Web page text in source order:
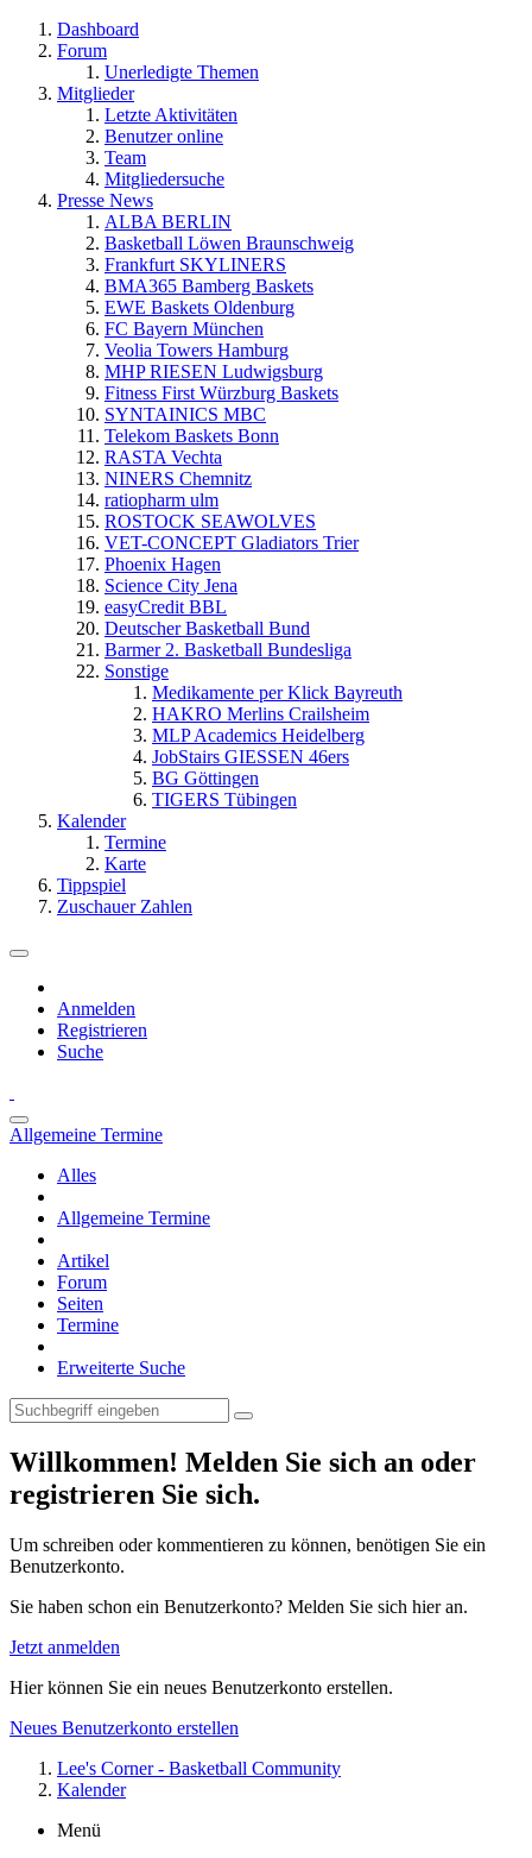
Dashboard
Forum
Unerledigte Themen
Mitglieder
Letzte Aktivitäten
Benutzer online
Team
Mitgliedersuche
Presse News
ALBA BERLIN
Basketball Löwen Braunschweig
Frankfurt SKYLINERS
BMA365 Bamberg Baskets
EWE Baskets Oldenburg
FC Bayern München
Veolia Towers Hamburg
MHP RIESEN Ludwigsburg
Fitness First Würzburg Baskets
SYNTAINICS MBC
Telekom Baskets Bonn
RASTA Vechta
NINERS Chemnitz
ratiopharm ulm
ROSTOCK SEAWOLVES
VET-CONCEPT Gladiators Trier
Phoenix Hagen
Science City Jena
easyCredit BBL
Deutscher Basketball Bund
Barmer 2. Basketball Bundesliga
Sonstige
Medikamente per Klick Bayreuth
HAKRO Merlins Crailsheim
MLP Academics Heidelberg
JobStairs GIESSEN 46ers
BG Göttingen
TIGERS Tübingen
Kalender
Termine
Karte
Tippspiel
Zuschauer Zahlen
Anmelden
Registrieren
Suche
Allgemeine Termine
Alles
Allgemeine Termine
Artikel
Forum
Seiten
Termine
Erweiterte Suche
Willkommen! Melden Sie sich an oder
registrieren Sie sich.
Um schreiben oder kommentieren zu können, benötigen Sie ein
Benutzerkonto.
Sie haben schon ein Benutzerkonto? Melden Sie sich hier an.
Jetzt anmelden
Hier können Sie ein neues Benutzerkonto erstellen.
Neues Benutzerkonto erstellen
Lee's Corner - Basketball Community
Kalender
Menü